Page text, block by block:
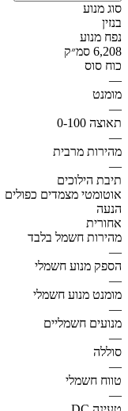
סוג מנוע
בנזין
נפח מנוע
6,208 סמ״ק
כוח סוס
—
מומנט
—
תאוצה 0-100
—
מהירות מרבית
—
תיבת הילוכים
אוטומטי מצמדים כפולים
הנעה
אחורית
מהירות חשמל בלבד
—
הספק מנוע חשמלי
—
מומנט מנוע חשמלי
—
מנועים חשמליים
—
סוללה
—
טווח חשמלי
—